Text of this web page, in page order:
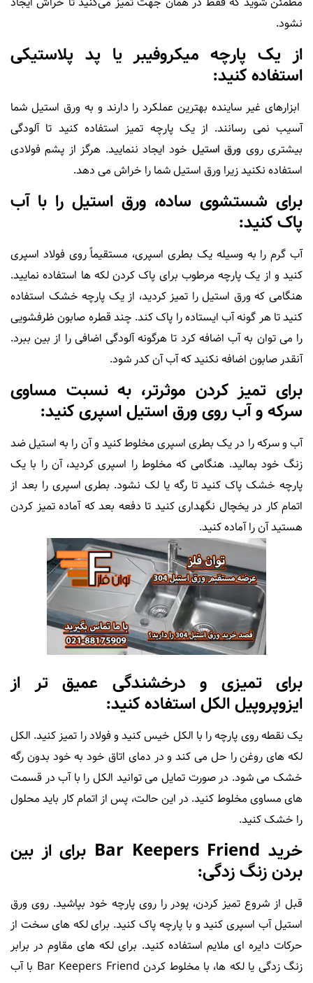
نشود.
از یک پارچه میکروفیبر یا پد پلاستیکی
استفاده کنید:
ابزارهای غیر ساینده بهترین عملکرد را دارند و به ورق استیل شما
آسیب نمی رسانند. از یک پارچه تمیز استفاده کنید تا آلودگی
بیشتری روی ورق استیل خود ایجاد ننمایید. هرگز از پشم فولادی
استفاده نکنید زیرا ورق استیل شما را خراش می دهد.
برای شستشوی ساده، ورق استیل را با آب
پاک کنید:
آب گرم را به وسیله یک بطری اسپری، مستقیماً روی فولاد اسپری
کنید و از یک پارچه مرطوب برای پاک کردن لکه ها استفاده نمایید.
هنگامی که ورق استیل را تمیز کردید، از یک پارچه خشک استفاده
کنید تا هر گونه آب ایستاده را پاک کند. چند قطره صابون ظرفشویی
را می توان به آب اضافه کرد تا هرگونه آلودگی اضافی را از بین ببرد.
آنقدر صابون اضافه نکنید که آب آن کدر شود.
برای تمیز کردن موثرتر، به نسبت مساوی
سرکه و آب روی ورق استیل اسپری کنید:
آب و سرکه را در یک بطری اسپری مخلوط کنید و آن را به استیل ضد
زنگ خود بمالید. هنگامی که مخلوط را اسپری کردید، آن را با یک
پارچه خشک پاک کنید تا رگه یا لک نشود. بطری اسپری را بعد از
اتمام کار در یخچال نگهداری کنید تا دفعه بعد که آماده تمیز کردن
هستید آن را آماده کنید.
برای تمیزی و درخشندگی عمیق تر از
ایزوپروپیل الکل استفاده کنید:
یک نقطه روی پارچه را با الکل خیس کنید و فولاد را تمیز کنید. الکل
لکه های روغن را حل می کند و در دمای اتاق خود به خود بدون رگه
خشک می شود. در صورت تمایل می توانید الکل را با آب در قسمت
های مساوی مخلوط کنید. در این حالت، پس از اتمام کار باید محلول
را خشک کنید.
خرید Bar Keepers Friend برای از بین
بردن زنگ زدگی:
قبل از شروع تمیز کردن، پودر را روی پارچه خود بپاشید. روی ورق
استیل آب اسپری کنید و با پارچه پاک کنید. برای لکه های سخت از
حرکات دایره ای ملایم استفاده کنید. برای لکه های مقاوم در برابر
زنگ زدگی یا لکه ها، با مخلوط کردن Bar Keepers Friend با آب